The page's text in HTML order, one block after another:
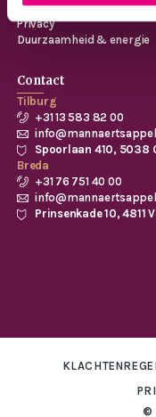
Vastgoed
Privacy
Duurzaamheid & energie
Contact
Tilburg
+31 13 583 82 00
Spoorlaan 410, 5038
Breda
+31 76 751 40 00
Prinsenkade 10, 4811
©